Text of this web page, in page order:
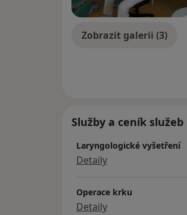
Zobrazit galerii (3)
Služby a ceník služeb
Laryngologické vyšetření
Detaily
Operace krku
Detaily